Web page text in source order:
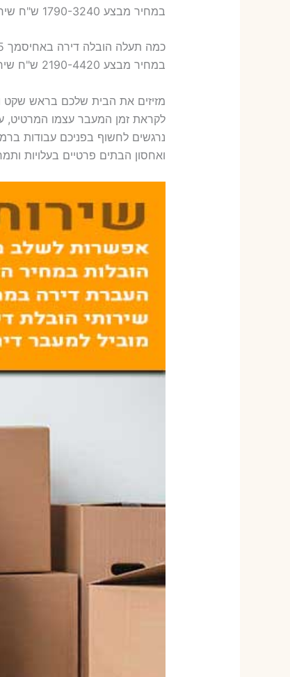
במחיר מבצע 1790-3240 ש"ח שירותי אריזת ארבעה חדרים – 1,600-1,800 ש"ח
כמה תעלה הובלה דירה באחיסמך 5 חדרים פלוס עלות אריזת דירה ?
במחיר מבצע 2190-4420 ש"ח שירותי אריזת חמישה חדרים – 1,900-2,100 ש"ח
מזיזים את הבית שלכם בראש שקט
לקראת זמן המעבר עצמו המרטיט,
נרגשים לחשוף בפניכם עבודות
ואחסון הבתים פרטיים בעלויות